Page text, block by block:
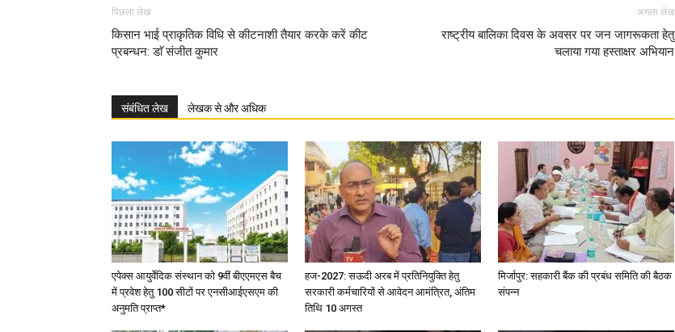
News
Paper
पिछला लेख
किसान भाई प्राकृतिक विधि से कीटनाशी तैयार करके करें कीट
प्रबन्धन: डाॅ संजीत कुमार
अगला लेख
राष्ट्रीय बालिका दिवस के अवसर पर जन जागरूकता हेतु
चलाया गया हस्ताक्षर अभियान
संबंधित लेख लेखक से और अधिक
एपेक्स आयुर्वेदिक संस्थान को 9वीं बीएएमएस बैच
में प्रवेश हेतु 100 सीटों पर एनसीआईएसएम की
अनुमति प्राप्त*
हज-2027: सऊदी अरब में प्रतिनियुक्ति हेतु
सरकारी कर्मचारियों से आवेदन आमंत्रित, अंतिम
तिथि 10 अगस्त
मिर्जापुर: सहकारी बैंक की प्रबंध समिति की बैठक
संपन्न